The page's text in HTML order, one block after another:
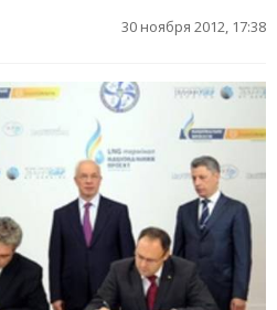
30 ноября 2012, 17:38